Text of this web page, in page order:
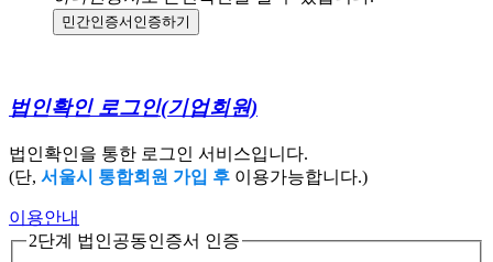
민간인증서 인증하기
법인확인 로그인(기업회원)
법인확인을 통한 로그인 서비스입니다.
(단, 서울시 통합회원 가입 후 이용가능합니다.)
이용안내
2단계 법인공동인증서 인증